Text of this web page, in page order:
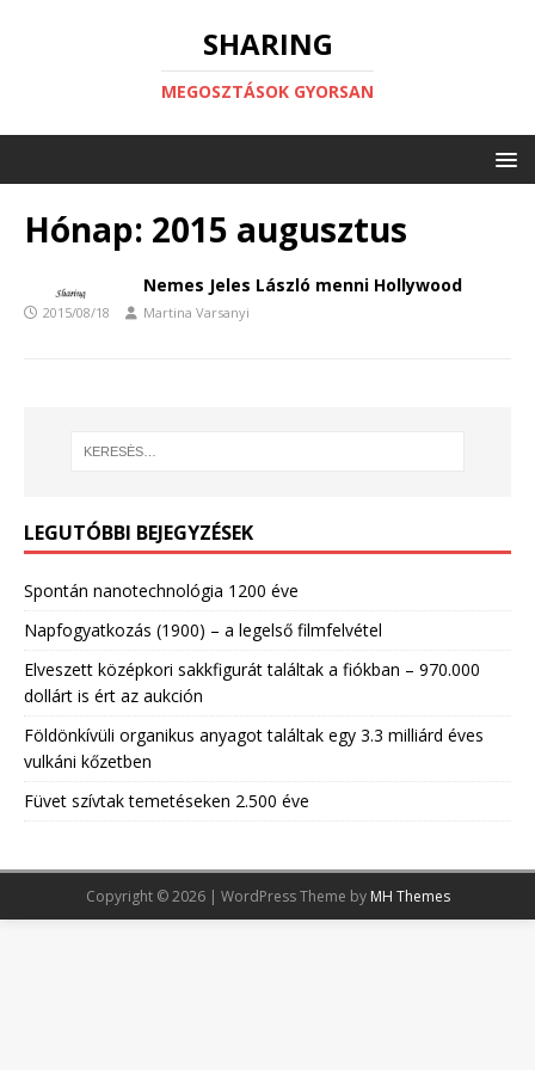
SHARING
MEGOSZTÁSOK GYORSAN
Hónap: 2015 augusztus
Nemes Jeles László menni Hollywood
2015/08/18 Martina Varsanyi
LEGUTÓBBI BEJEGYZÉSEK
Spontán nanotechnológia 1200 éve
Napfogyatkozás (1900) – a legelső filmfelvétel
Elveszett középkori sakkfigurát találtak a fiókban – 970.000
dollárt is ért az aukción
Földönkívüli organikus anyagot találtak egy 3.3 milliárd éves
vulkáni kőzetben
Füvet szívtak temetéseken 2.500 éve
Copyright © 2026 | WordPress Theme by MH Themes